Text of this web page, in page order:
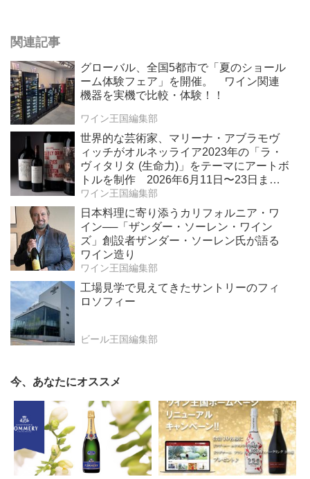
関連記事
グローバル、全国5都市で「夏のショール
ーム体験フェア」を開催。 ワイン関連
機器を実機で比較・体験！！
ワイン王国編集部
世界的な芸術家、マリーナ・アブラモヴ
ィッチがオルネッライア2023年の「ラ・
ヴィタリタ (生命力)」をテーマにアートボ
トルを制作 2026年6月11日〜23日ま
で、ボナムス主催のオンラインオークシ
ョンで販売 収益金の全額をソロモン・
R・グッゲンハイム財団を通じてアート作
品修復を支援
ワイン王国編集部
日本料理に寄り添うカリフォルニア・ワ
イン──「ザンダー・ソーレン・ワイン
ズ」創設者ザンダー・ソーレン氏が語る
ワイン造り
ワイン王国編集部
工場見学で見えてきたサントリーのフィ
ロソフィー
ビール王国編集部
今、あなたにオススメ